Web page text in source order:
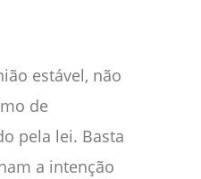
estável, não
de
pela lei. Basta
a intenção